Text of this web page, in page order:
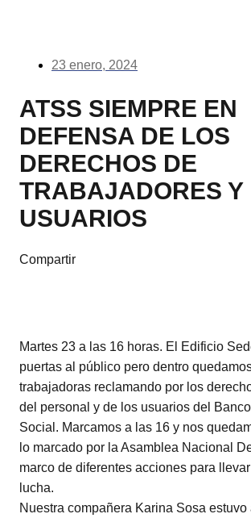
23 enero, 2024
ATSS SIEMPRE EN
DEFENSA DE LOS
DERECHOS DE
TRABAJADORES Y
USUARIOS
Compartir
Martes 23 a las 16 horas. El Edificio
puertas al público pero dentro
trabajadoras reclamando por los
del personal y de los usuarios del
Social. Marcamos a las 16 y nos
lo marcado por la Asamblea Nacional
marco de diferentes acciones para
lucha.
Nuestra compañera Karina Sosa estuvo